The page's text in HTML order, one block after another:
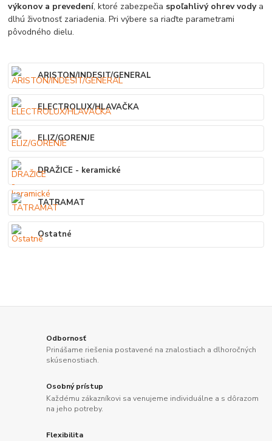
výkonov a prevedení, ktoré zabezpečia spoľahlivý ohrev vodya
dlhú životnosť zariadenia. Pri výbere sa riaďte parametrami
pôvodného dielu.
ARISTON/INDESIT/GENERAL
ELECTROLUX/HLAVAČKA
ELIZ/GORENJE
DRAŽICE - keramické
TATRAMAT
Ostatné
Odbornosť
Prinášame riešenia postavené na znalostiach a dlhoročných
skúsenostiach.
Osobný prístup
Každému zákazníkovi sa venujeme individuálne a s dôrazom
na jeho potreby.
Flexibilita